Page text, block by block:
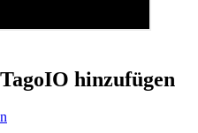
hinzufügen